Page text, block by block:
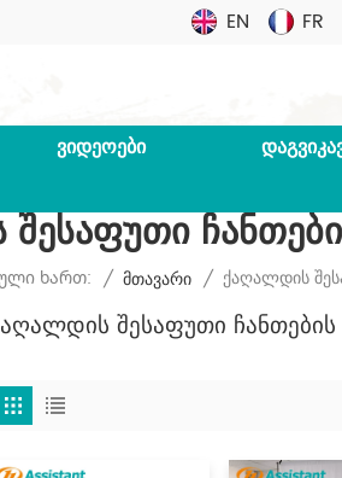
EN FR
ᲕᲘᲓᲔᲝᲔᲑᲘ
Ხართ: / Მთავარი / Ქაღალდის
Შესაფუთი Ჩანთების